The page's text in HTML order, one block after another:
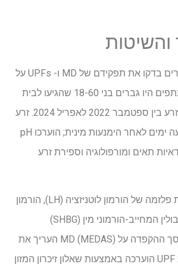
במחקר הנוכחי, החוקרים בדקו את תפקידם של MD ו- UPFs על
פרמטרי הזרע. המשתתפים היו גברים בני 18-60 שהגיעו לבית
חולים איטלקי לניתוח זרע בין ספטמבר 2022 לאפריל 2024. זרע
נאסף שלושה עד שבעה ימים לאחר הימנעות מינית; הוערכו pH
תאים ומורפולוגיה וספירת זרע
יתר על כן, נמדדו רמות פלזמה של הורמון לוטניזציה (LH), הורמון
מגרה זקיק (FSH), גלובולין המחייב-הורמוני מין (SHBG)
וטסטוסטרון. שאלון מסך ההקפדה על MD (MEDAS) העריך את
דבקות ה- MD. צריכת UPF הוערכה באמצעות שאלון זיכרון המזון